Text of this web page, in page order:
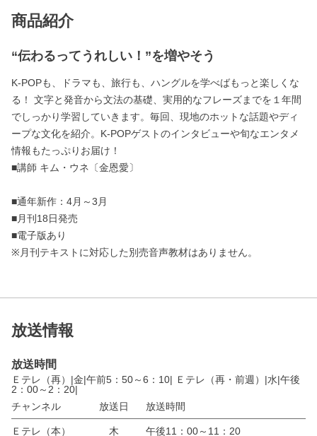
商品紹介
“伝わるってうれしい！”を増やそう
K-POPも、ドラマも、旅行も、ハングルを学べばもっと楽しくな
る！ 文字と発音から文法の基礎、実用的なフレーズまでを１年間
でしっかり学習していきます。毎回、現地のホットな話題やディ
ープな文化を紹介。K-POPゲストのインタビューや旬なエンタメ
情報もたっぷりお届け！
■講師 キム・ウネ〔金恩愛〕
■通年新作：4月～3月
■月刊18日発売
■電子版あり
※月刊テキストに対応した別売音声教材はありません。
放送情報
放送時間
Ｅテレ（再）|金|午前5：50～6：10| Ｅテレ（再・前週）|水|午後
2：00～2：20|
チャンネル
放送日 放送時間
Ｅテレ（本） 木 午後11：00～11：20